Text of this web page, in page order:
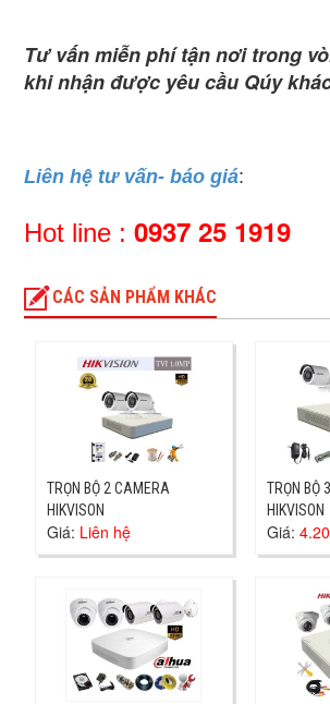
Tư vấn miễn phí tận nơi trong
khi nhận được yêu cầu Qúy
Liên hệ tư vấn- báo giá:
Hot line :0937 25 1919
CÁC SẢN PHẨM KHÁC
TRỌN BỘ 2 CAMERA
HIKVISON
Giá: Liên hệ
TRỌN BỘ
HIKVISON
Giá: